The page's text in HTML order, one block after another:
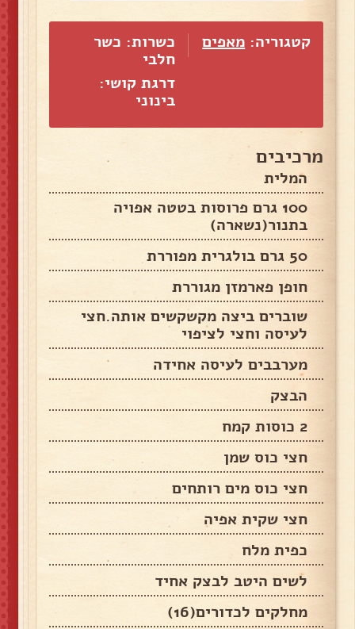
קטגוריה: מאפים
כשרות: כשר
חלבי
דרגת קושי:
בינוני
מרכיבים
המלית
100 גרם פרוסות בטטה אפויה
בתנור(נשארה)
50 גרם בולגרית מפוררת
חופן פארמזן מגוררת
שוברים ביצה מקשקשים אותה.חצי
לעיסה וחצי לציפוי
מערבבים לעיסה אחידה
הבצק
2 כוסות קמח
חצי כוס שמן
חצי כוס מים רותחים
חצי שקית אפיה
כפית מלח
לשים היטב לבצק אחיד
מחלקים לכדורים(16)